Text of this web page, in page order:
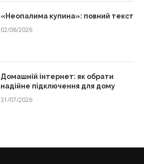
«Неопалима купина»: повний текст
02/08/2026
Домашній інтернет: як обрати
надійне підключення для дому
31/07/2026